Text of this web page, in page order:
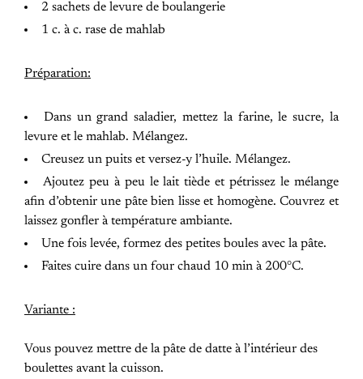
2 sachets de levure de boulangerie
1 c. à c. rase de mahlab
Préparation:
Dans un grand saladier, mettez la farine, le sucre, la
levure et le mahlab. Mélangez.
Creusez un puits et versez-y l’huile. Mélangez.
Ajoutez peu à peu le lait tiède et pétrissez le mélange
afin d’obtenir une pâte bien lisse et homogène. Couvrez et
laissez gonfler à température ambiante.
Une fois levée, formez des petites boules avec la pâte.
Faites cuire dans un four chaud 10 min à 200°C.
Variante :
Vous pouvez mettre de la pâte de datte à l’intérieur des
boulettes avant la cuisson.